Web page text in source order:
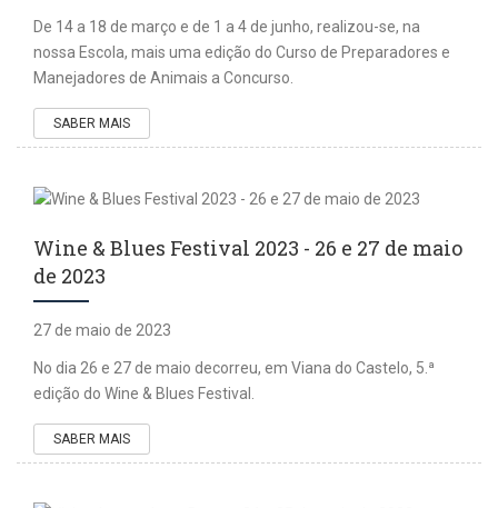
De 14 a 18 de março e de 1 a 4 de junho, realizou-se, na
nossa Escola, mais uma edição do Curso de Preparadores e
Manejadores de Animais a Concurso.
SABER MAIS
Wine & Blues Festival 2023 - 26 e 27 de maio
de 2023
27 de maio de 2023
No dia 26 e 27 de maio decorreu, em Viana do Castelo, 5.ª
edição do Wine & Blues Festival.
SABER MAIS